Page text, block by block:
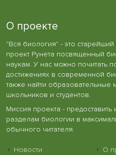
О проекте
"Вся биология" - это
проект Рунета посвященный
наукам. У нас можно почитать
достижениях в современной
также найти образовательные
школьников и студентов.
Миссия проекта -
разделам биологии в
обычного читателя.
Новости О